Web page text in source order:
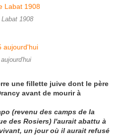
Labat 1908
une fillette juive dont le père
avant de mourir à
(revenu des camps de la
des Rosiers) l'aurait abattu à
un jour où il aurait refusé